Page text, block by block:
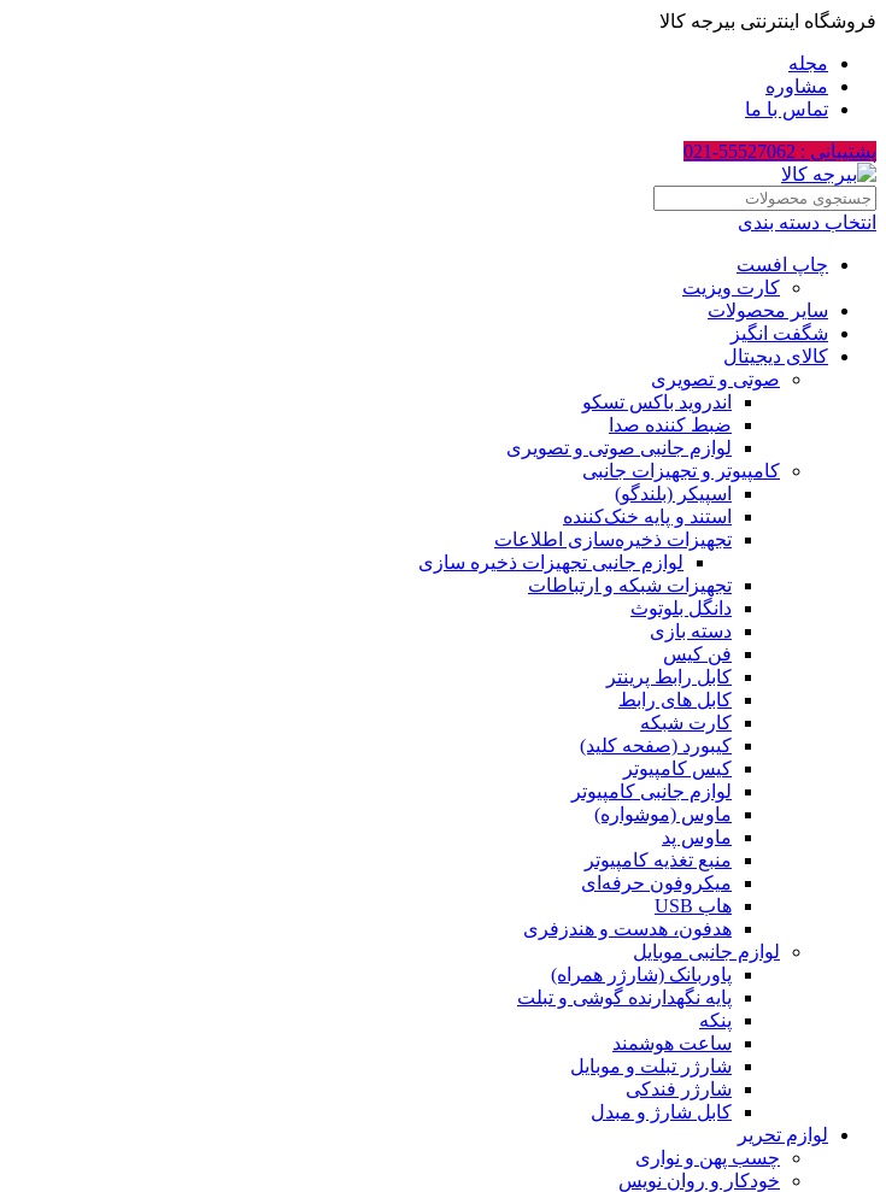
فروشگاه اینترنتی بیرجه کالا
مجله
مشاوره
تماس با ما
پشتیبانی : 55527062-021
انتخاب دسته بندی
چاپ افست
کارت ویزیت
سایر محصولات
شگفت انگیز
کالای دیجیتال
صوتی و تصویری
اندروید باکس تسکو
ضبط کننده صدا
لوازم جانبی صوتی و تصویری
کامپیوتر و تجهیزات جانبی
اسپیکر (بلندگو)
استند و پایه خنک‌کننده
تجهیزات ذخیره‌سازی اطلاعات
لوازم جانبی تجهیزات ذخیره سازی
تجهیزات شبکه و ارتباطات
دانگل بلوتوث
دسته بازی
فن کیس
کابل رابط پرینتر
کابل های رابط
کارت شبکه
کیبورد (صفحه کلید)
کیس کامپیوتر
لوازم جانبی کامپیوتر
ماوس (موشواره)
ماوس پد
منبع تغذیه کامپیوتر
میکروفون حرفه‌ای
هاب USB
هدفون، هدست و هندزفری
لوازم جانبی موبایل
پاوربانک (شارژر همراه)
پایه نگهدارنده گوشی و تبلت
پنکه
ساعت هوشمند
شارژر تبلت و موبایل
شارژر فندکی
کابل شارژ و مبدل
لوازم تحریر
چسب پهن و نواری
خودکار و روان نویس